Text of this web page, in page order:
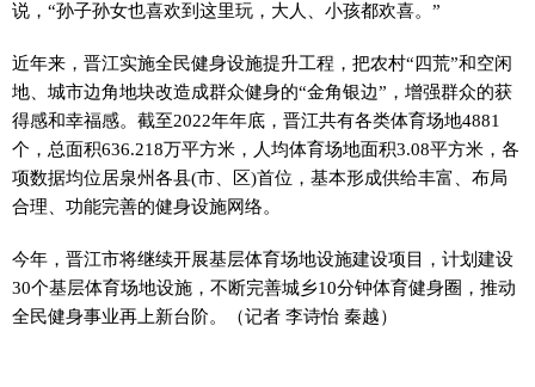
说，“孙子孙女也喜欢到这里玩，大人、小孩都欢喜。”
近年来，晋江实施全民健身设施提升工程，把农村“四荒”和空闲
地、城市边角地块改造成群众健身的“金角银边”，增强群众的获
得感和幸福感。截至2022年年底，晋江共有各类体育场地4881
个，总面积636.218万平方米，人均体育场地面积3.08平方米，各
项数据均位居泉州各县(市、区)首位，基本形成供给丰富、布局
合理、功能完善的健身设施网络。
今年，晋江市将继续开展基层体育场地设施建设项目，计划建设
30个基层体育场地设施，不断完善城乡10分钟体育健身圈，推动
全民健身事业再上新台阶。（记者 李诗怡 秦越）